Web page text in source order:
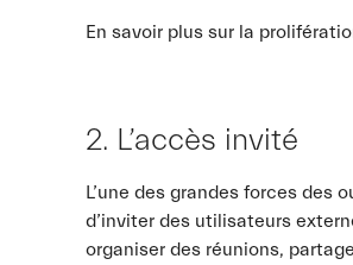
En savoir plus sur la
2. L’accès invité
L’une des grandes forces
d’inviter des utilisateurs
organiser des réunions,